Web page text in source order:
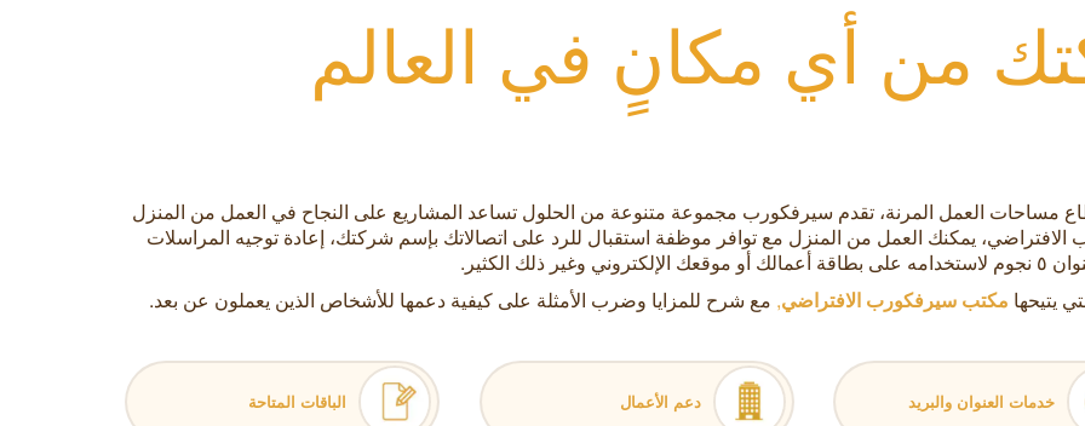
من أي مكانٍ في العالم
كرائد عالمي في قطاع مساحات العمل المرنة، تقدم سيرفكورب مجموعة متنوعة من الحلول تساعد المشاريع على النجاح في العمل من المنزل
يمكنك العمل من المنزل مع توافر موظفة استقبال للرد على اتصالاتك بإسم شركتك، إعادة توجيه المراسلات
وغير ذلك الكثير.
يتيحها مكتب سيرفكورب الافتراضي, مع شرح للمزايا وضرب الأمثلة على كيفية دعمها للأشخاص الذين يعملون عن بعد.
خدمات العنوان والبريد دعم الأعمال الباقات المتاحة